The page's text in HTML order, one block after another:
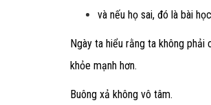
và nếu họ sai, đó là bài
Ngày ta hiểu rằng ta không
khỏe mạnh hơn.
Buông xả không vô tâm.